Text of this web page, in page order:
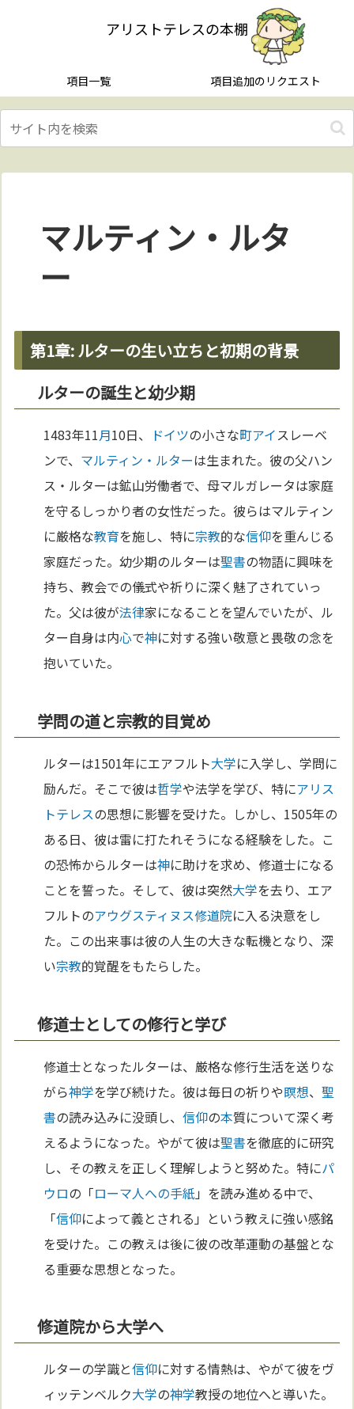
アリストテレスの本棚
項目一覧 項目追加のリクエスト
マルティン・ルタ
ー
第1章: ルターの生い立ちと初期の背景
ルターの誕生と幼少期
1483年11月10日、 ドイツの小さな町アイスレーベ
ンで、 マルティン・ルターは生まれた。彼の父ハン
ス・ルターは鉱山労働者で、母マルガレータは家庭
を守るしっかり者の女性だった。彼らはマルティン
に厳格な教育を施し、特に宗教的な信仰を重んじる
家庭だった。幼少期のルターは聖書の物語に興味を
持ち、教会での儀式や祈りに深く魅了されていっ
た。父は彼が法律家になることを望んでいたが、ル
ター自身は内心で神に対する強い敬意と畏敬の念を
抱いていた。
学問の道と宗教的目覚め
ルターは1501年にエアフルト大学に入学し、学問に
励んだ。そこで彼は哲学や法学を学び、特にアリス
トテレスの思想に影響を受けた。しかし、1505年の
ある日、彼は雷に打たれそうになる経験をした。こ
の恐怖からルターは神に助けを求め、修道士になる
ことを誓った。そして、彼は突然大学を去り、エア
フルトのアウグスティヌス修道院に入る決意をし
た。この出来事は彼の人生の大きな転機となり、深
い宗教的覚醒をもたらした。
修道士としての修行と学び
修道士となったルターは、厳格な修行生活を送りな
がら神学を学び続けた。彼は毎日の祈りや瞑想、聖
書の読み込みに没頭し、信仰の本質について深く考
えるようになった。やがて彼は聖書を徹底的に研究
し、その教えを正しく理解しようと努めた。特にパ
ウロの「ローマ人への手紙」を読み進める中で、
「信仰によって義とされる」という教えに強い感銘
を受けた。この教えは後に彼の改革運動の基盤とな
る重要な思想となった。
修道院から大学へ
ルターの学識と信仰に対する情熱は、やがて彼をヴ
ィッテンベルク大学の神学教授の地位へと導いた。